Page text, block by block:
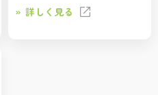
詳しく見る